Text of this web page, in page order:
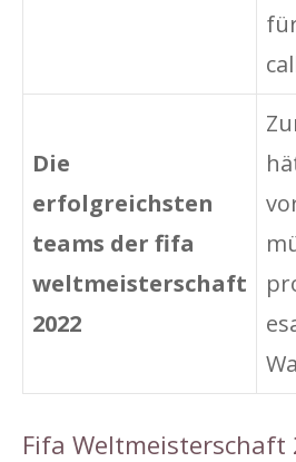
Die
erfolgreichsten
teams der fifa
weltmeisterschaft
2022
Fifa Weltmeisterschaft